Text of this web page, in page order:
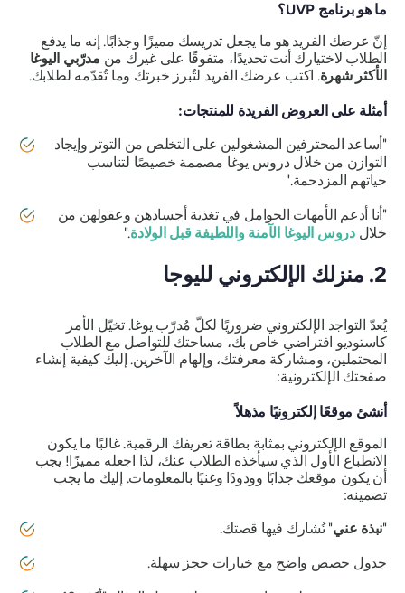
ما هو برنامج UVP؟
إنّ عرضك الفريد هو ما يجعل تدريسك مميزًا وجذابًا. إنه ما يدفع
الطلاب لاختيارك أنت تحديدًا، متفوقًا على غيرك منمدرّبي اليوغا
الأكثر شهرة. اكتب عرضك الفريد لتُبرز خبرتك وما تُقدّمه لطلابك.
أمثلة على العروض الفريدة للمنتجات:
"أساعد المحترفين المشغولين على التخلص من التوتر وإيجاد
التوازن من خلال دروس يوغا مصممة خصيصًا لتناسب
حياتهم المزدحمة."
"أنا أدعم الأمهات الحوامل في تغذية أجسادهن وعقولهن من
خلال دروس اليوغا الآمنة واللطيفة قبل الولادة."
2. منزلك الإلكتروني لليوجا
يُعدّ التواجد الإلكتروني ضروريًا لكلّ مُدرّب يوغا. تخيّل الأمر
كاستوديو افتراضي خاص بك، مساحتك للتواصل مع الطلاب
المحتملين، ومشاركة معرفتك، وإلهام الآخرين. إليك كيفية إنشاء
صفحتك الإلكترونية:
أنشئ موقعًا إلكترونيًا مذهلاً
الموقع الإلكتروني بمثابة بطاقة تعريفك الرقمية. غالبًا ما يكون
الانطباع الأول الذي سيأخذه الطلاب عنك، لذا اجعله مميزًا! يجب
أن يكون موقعك جذابًا وودودًا وغنيًا بالمعلومات. إليك ما يجب
تضمينه:
نبذة عني" تُشارك فيها قصتك.
جدول حصص واضح مع خيارات حجز سهلة.